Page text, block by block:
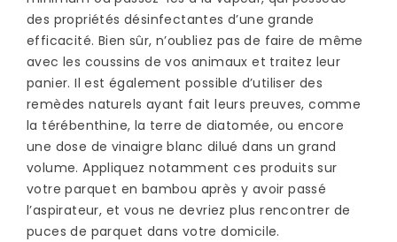
des propriétés désinfectantes d’une grande
efficacité. Bien sûr, n’oubliez pas de faire de même
avec les coussins de vos animaux et traitez leur
panier. Il est également possible d’utiliser des
remèdes naturels ayant fait leurs preuves, comme
la térébenthine, la terre de diatomée, ou encore
une dose de vinaigre blanc dilué dans un grand
volume. Appliquez notamment ces produits sur
votre parquet en bambou après y avoir passé
l’aspirateur, et vous ne devriez plus rencontrer de
puces de parquet dans votre domicile.